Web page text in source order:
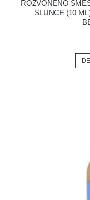
ROZVONĚNO
SLUNCE (10